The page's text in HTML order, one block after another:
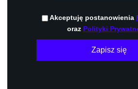
Akceptuję postanowienia
oraz Polityki
Zapisz się